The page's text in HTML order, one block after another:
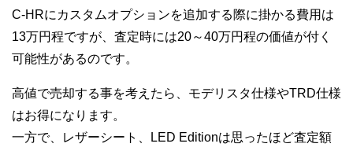
C-HRにカスタムオプションを追加する際に掛かる費用は
13万円程ですが、査定時には20～40万円程の価値が付く
可能性があるのです。
高値で売却する事を考えたら、モデリスタ仕様やTRD仕様
はお得になります。
一方で、レザーシート、LED Editionは思ったほど査定額